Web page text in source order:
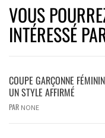
VOUS
INTÉRESSÉ
COUPE GARÇONNE
UN STYLE AFFIRMÉ
PAR NONE